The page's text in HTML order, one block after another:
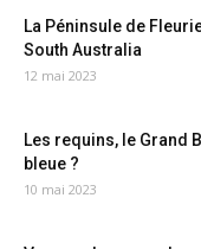
La Péninsule de
South Australia
12 mai 2023
Les requins, le Grand
bleue ?
10 mai 2023